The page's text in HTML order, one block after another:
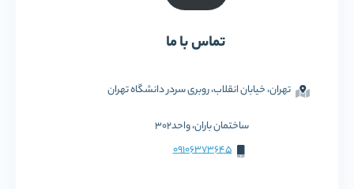
تماس با ما
تهران، خیابان انقلاب، روبری سردر دانشگاه تهران
ساختمان باران، واحد302
09106373645